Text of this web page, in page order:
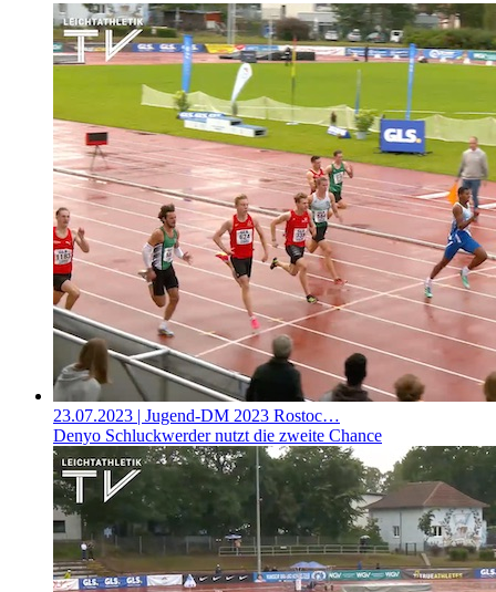
23.07.2023 | Jugend-DM 2023 Rostoc…
Denyo Schluckwerder nutzt die zweite Chance